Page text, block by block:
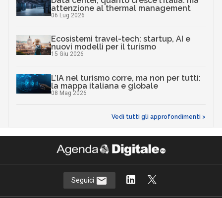
attenzione al thermal management
06 Lug 2026
Ecosistemi travel-tech: startup, AI e
nuovi modelli per il turismo
15 Giu 2026
L’IA nel turismo corre, ma non per tutti:
la mappa italiana e globale
08 Mag 2026
Vedi tutti gli approfondimenti >
Seguici